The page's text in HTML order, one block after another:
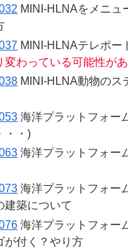
MINI-HLNAをメニュ
MINI-HLNAテレポー
変わっている可能性が
MINI-HLNA動物のス
海洋プラットフォー
・・)
海洋プラットフォー
海洋プラットフォー
建築について
海洋プラットフォー
が付く？やり方